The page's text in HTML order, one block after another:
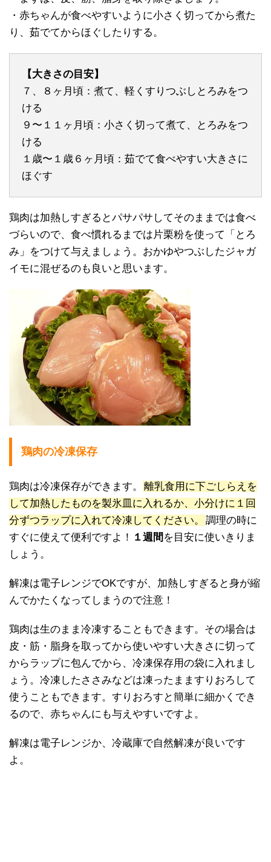
・赤ちゃんが食べやすいように小さく切ってから煮た
り、茹でてからほぐしたりする。
【大きさの目安】
７、８ヶ月頃：煮て、軽くすりつぶしとろみをつ
ける
９〜１１ヶ月頃：小さく切って煮て、とろみをつ
ける
１歳〜１歳６ヶ月頃：茹でて食べやすい大きさに
ほぐす
鶏肉は加熱しすぎるとパサパサしてそのままでは食べ
づらいので、食べ慣れるまでは片栗粉を使って「とろ
み」をつけて与えましょう。おかゆやつぶしたジャガ
イモに混ぜるのも良いと思います。
鶏肉の冷凍保存
鶏肉は冷凍保存ができます。
離乳食用に下ごしらえを
して加熱したものを製氷皿に入れるか、小分けに１回
分ずつラップに入れて冷凍してください。
調理の時に
すぐに使えて便利ですよ！ １週間 を目安に使いきりま
しょう。
解凍は電子レンジでOKですが、加熱しすぎると身が縮
んでかたくなってしまうので注意！
鶏肉は生のまま冷凍することもできます。その場合は
皮・筋・脂身を取ってから使いやすい大きさに切って
からラップに包んでから、冷凍保存用の袋に入れまし
ょう。冷凍したささみなどは凍ったまますりおろして
使うこともできます。すりおろすと簡単に細かくでき
るので、赤ちゃんにも与えやすいですよ。
解凍は電子レンジか、冷蔵庫で自然解凍が良いです
よ。